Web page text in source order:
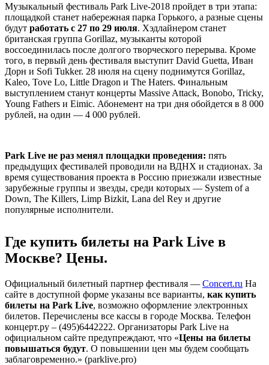
Музыкальный фестиваль Park Live-2018 пройдет в три этапа:
площадкой станет набережная парка Горького, а разные сцены
будут работать с 27 по 29 июля. Хэдлайнером станет
британская группа Gorillaz, музыканты которой
воссоединилась после долгого творческого перерыва. Кроме
того, в первый день фестиваля выступит David Guetta, Иван
Дорн и Sofi Tukker. 28 июля на сцену поднимутся Gorillaz,
Kaleo, Tove Lo, Little Dragon и The Haters. Финальным
выступлением станут концерты Massive Attack, Bonobo, Tricky,
Young Fathers и Eimic. Абонемент на три дня обойдется в 8 000
рублей, на один — 4 000 рублей.
Park Live не раз менял площадки проведения: пять
предыдущих фестивалей проводили на ВДНХ и стадионах. За
время существования проекта в Россию приезжали известные
зарубежные группы и звезды, среди которых — System of a
Down, The Killers, Limp Bizkit, Lana del Rey и другие
популярные исполнители.
Где купить билеты на Park Live в
Москве? Цены.
Официальный билетный партнер фестиваля — Concert.ru На
сайте в доступной форме указаны все варианты, как купить
билеты на Park Live, возможно оформление электронных
билетов. Перечислены все кассы в городе Москва. Телефон
концерт.ру – (495)6442222. Организаторы Park Live на
официальном сайте предупреждают, что «Цены на билеты
повышаться будут. О повышении цен мы будем сообщать
заблаговременно.» (parklive.pro)